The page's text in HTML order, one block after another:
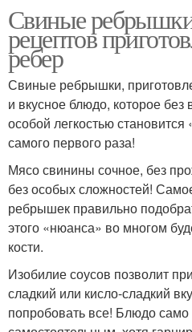
Свиные
рецептов
ребер
Свиные ребрышки,
и вкусное блюдо, которое без
особой легкостью
самого первого раза!
Мясо свинины сочное, без
без особых сложностей!
ребрышек правильно
этого «нюанса» во многом
кости.
Изобилие соусов позволит
сладкий или кисло-сладкий
попробовать все! Блюдо